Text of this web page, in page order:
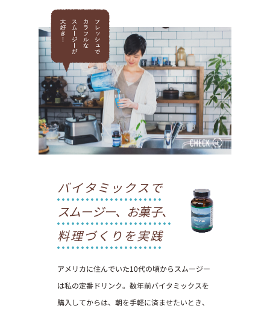
バイタミックスで
スムージー、お菓子、
料理づくりを実践
アメリカに住んでいた10代の頃からスムージー
は私の定番ドリンク。数年前バイタミックスを
購入してからは、朝を手軽に済ませたいとき、